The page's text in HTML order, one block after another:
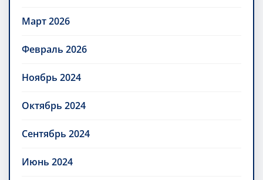
Март 2026
Февраль 2026
Ноябрь 2024
Октябрь 2024
Сентябрь 2024
Июнь 2024